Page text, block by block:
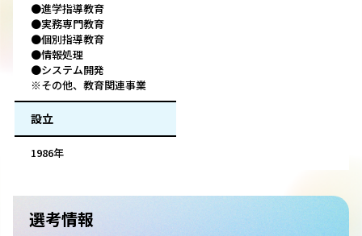
●進学指導教育
●実務専門教育
●個別指導教育
●情報処理
●システム開発
※その他、教育関連事業
設立
1986年
選考情報